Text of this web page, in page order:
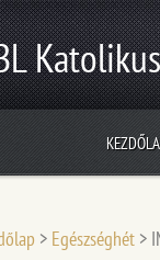
> Egészséghét >